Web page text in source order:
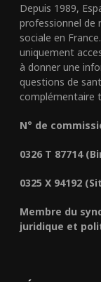
Depuis 1989,
professionnel de
sociale en
uniquement
à donner une
questions de
complémentaire
N° de
0326 T 87714
0325 X 94192
Membre du
juridique et